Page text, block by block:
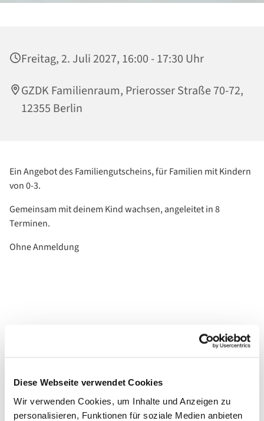
Diese Webseite verwendet Cookies
Wir verwenden Cookies, um Inhalte und Anzeigen zu
personalisieren, Funktionen für soziale Medien anbieten
Freitag, 2. Juli 2027, 16:00 - 17:30 Uhr
GZDK Familienraum, Prierosser Straße 70-72,
12355 Berlin
Ein Angebot des Familiengutscheins, für Familien mit Kindern
von 0-3.
Gemeinsam mit deinem Kind wachsen, angeleitet in 8
Terminen.
Ohne Anmeldung